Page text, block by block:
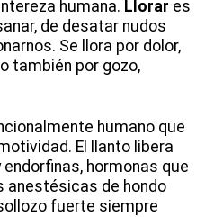
humana. Llorar es
de desatar nudos
Se llora por dolor,
también por gozo,
humano que
El llanto libera
hormonas que
anestésicas de hondo
fuerte siempre